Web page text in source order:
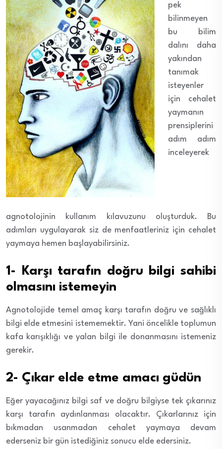
pek
bilinmeyen
bu bilim
dalını daha
yakından
tanımak
isteyenler
için cehalet
yaymanın
prensiplerini
adım adım
inceleyerek
agnotolojinin kullanım kılavuzunu oluşturduk. Bu
adımları uygulayarak siz de menfaatleriniz için cehalet
yaymaya hemen başlayabilirsiniz.
1- Karşı tarafın doğru bilgi sahibi
olmasını istemeyin
Agnotolojide temel amaç karşı tarafın doğru ve sağlıklı
bilgi elde etmesini istememektir. Yani öncelikle toplumun
kafa karışıklığı ve yalan bilgi ile donanmasını istemeniz
gerekir.
2- Çıkar elde etme amacı güdün
Eğer yayacağınız bilgi saf ve doğru bilgiyse tek çıkarınız
karşı tarafın aydınlanması olacaktır. Çıkarlarınız için
bıkmadan usanmadan cehalet yaymaya devam
ederseniz bir gün istediğiniz sonucu elde edersiniz.